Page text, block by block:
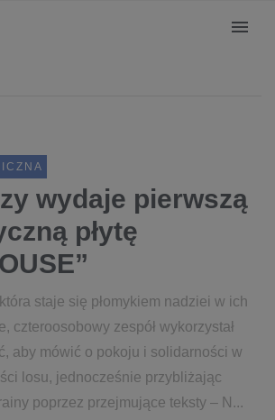
wydaje pierwszą
płytę
staje się płomykiem nadziei w ich
czteroosobowy zespół wykorzystał
aby mówić o pokoju i solidarności w
losu, jednocześnie przybliżając
poprzez przejmujące teksty – N...